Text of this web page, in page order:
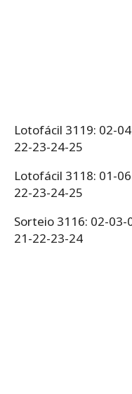
Lotofácil 3119: 02-
22-23-24-25
Lotofácil 3118: 01-
22-23-24-25
Sorteio 3116: 02-
21-22-23-24